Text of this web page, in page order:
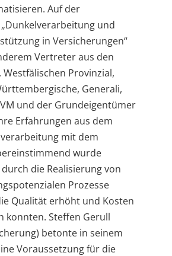
Auf der
und
in Versicherungen“
Vertreter aus den
Westfälischen Provinzial,
Generali,
und der Grundeigentümer
Erfahrungen aus dem
mit dem
wurde
die Realisierung von
Prozesse
Qualität erhöht und Kosten
konnten. Steffen Gerull
betonte in seinem
Voraussetzung für die